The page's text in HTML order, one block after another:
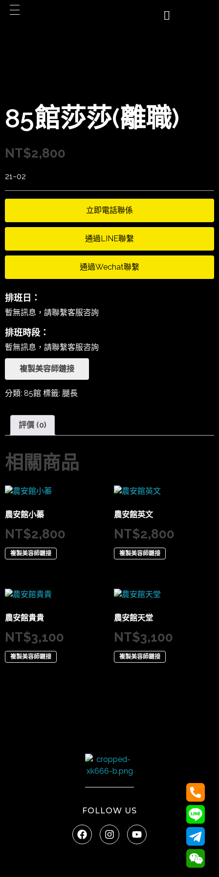
85館莎莎(離職)
NT$2,800
21~02
立即電話聯係
通過LINE聯繫
通過Wechat聯繫
排班日：
暫無訊息，請聯繫客服咨詢
排班時段：
暫無訊息，請聯繫客服咨詢
複製美容師鏈接
分類: 85館 標籤: 腿長
評價 (0)
相關商品
農安館小蓁
NT$2,800
複製美容師鏈接
農安館英文
NT$2,800
複製美容師鏈接
農安館貴貴
NT$3,100
複製美容師鏈接
農安館天堂
NT$3,100
複製美容師鏈接
FOLLOW US